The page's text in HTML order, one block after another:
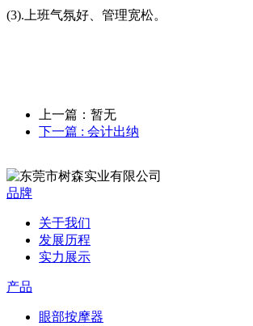
(3).上班气氛好、管理宽松。
上一篇：暂无
下一篇 : 会计出纳
品牌
关于我们
发展历程
实力展示
产品
眼部按摩器